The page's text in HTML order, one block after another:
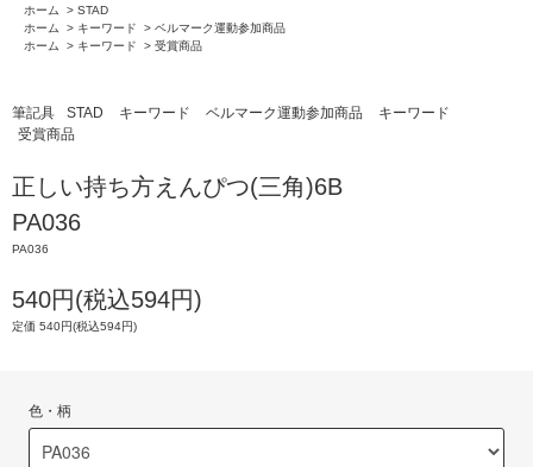
ホーム
> STAD
ホーム
> キーワード > ベルマーク運動参加商品
ホーム
> キーワード > 受賞商品
筆記具 STAD キーワード ベルマーク運動参加商品
キーワード
受賞商品
正しい持ち方えんぴつ(三角)6B
PA036
PA036
540円(税込594円)
定価 540円(税込594円)
色・柄